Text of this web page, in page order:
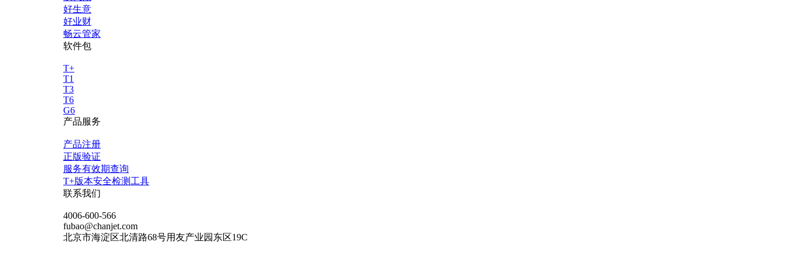
好生意
好业财
畅云管家
软件包
T+
T1
T3
T6
G6
产品服务
产品注册
正版验证
服务有效期查询
T+版本安全检测工具
联系我们
4006-600-566
fubao@chanjet.com
北京市海淀区北清路68号用友产业园东区19C